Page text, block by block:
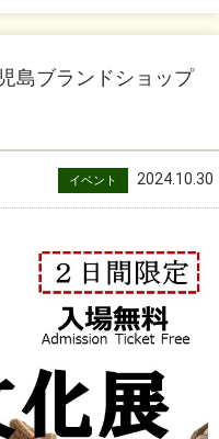
島ブランドショップ
イベント 2024.10.30